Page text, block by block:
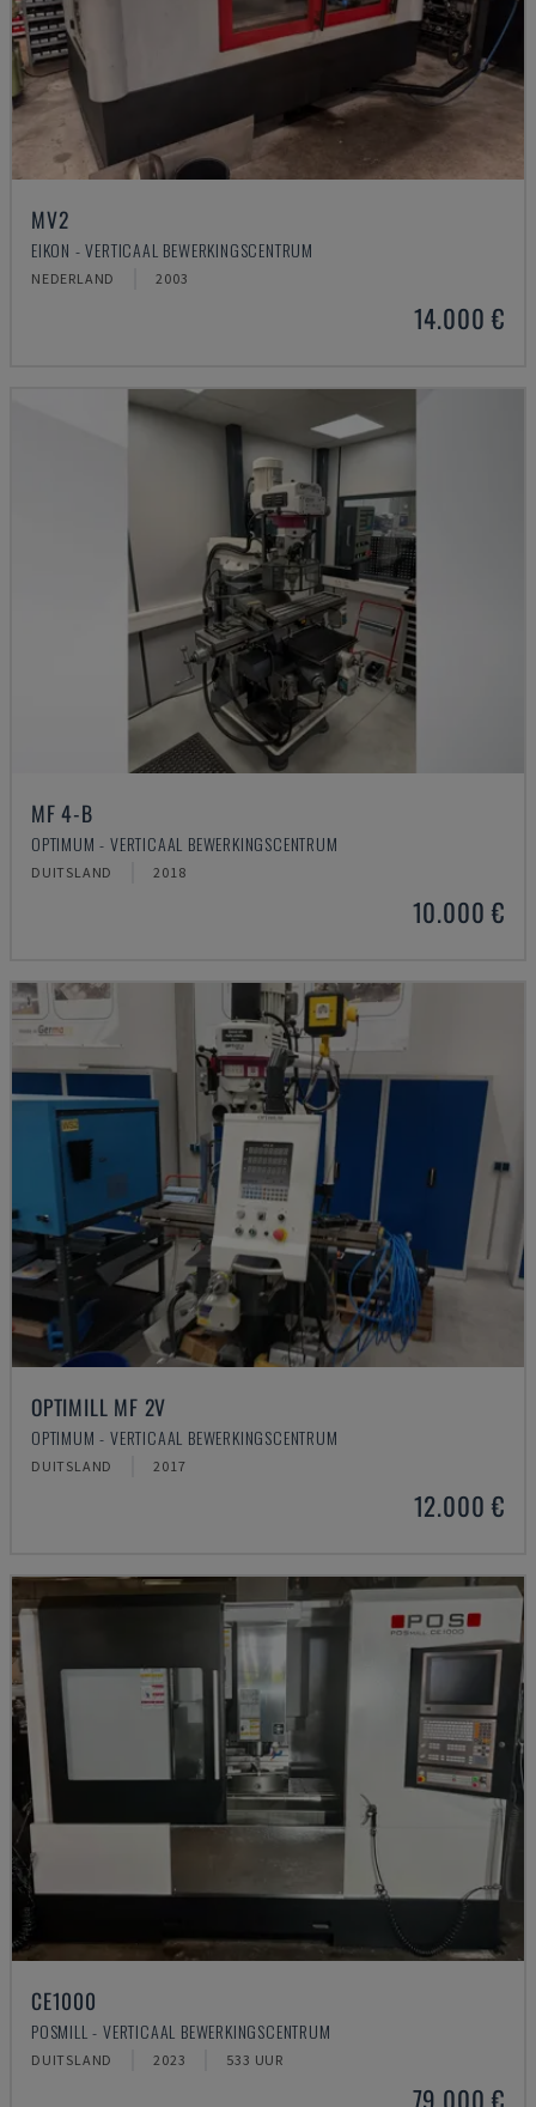
MV2
EIKON - VERTICAAL BEWERKINGSCENTRUM
NEDERLAND 2003
14.000 €
MF 4-B
OPTIMUM - VERTICAAL BEWERKINGSCENTRUM
DUITSLAND 2018
10.000 €
OPTIMILL MF 2V
OPTIMUM - VERTICAAL BEWERKINGSCENTRUM
DUITSLAND 2017
12.000 €
CE1000
POSMILL - VERTICAAL BEWERKINGSCENTRUM
DUITSLAND 2023 533 UUR
79.000 €